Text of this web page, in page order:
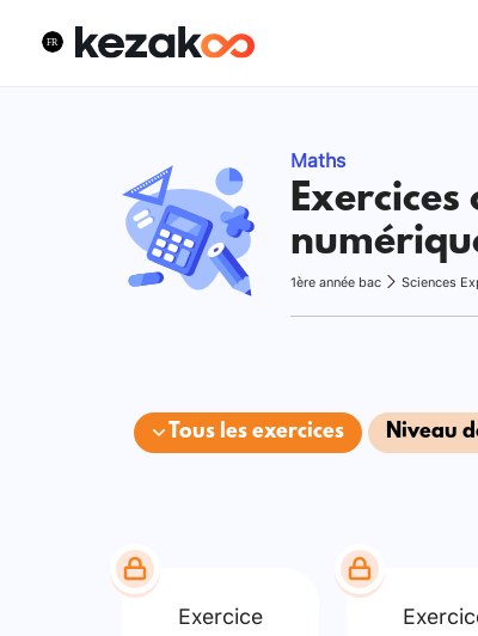
Maths
Exercices
1ère année bac Sciences
Tous les exercices Niveau
Exercice